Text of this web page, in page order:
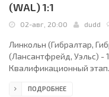
(WAL) 1:1
02-авг, 20:00 dudd
Линкольн (Гибралтар,
(Лансантфрейд, Уэльс) -
Квалификационный
Гибралтар. Облачно.
ПОДРОБНЕЕ